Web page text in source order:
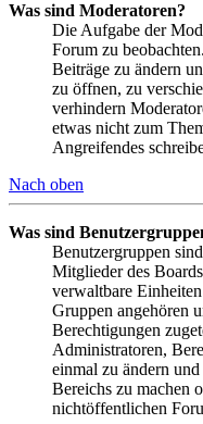
Was sind Moderatoren?
Die Aufgabe der
Forum zu
Beiträge zu ändern
zu öffnen, zu
verhindern
etwas nicht zum
Angreifendes
Nach oben
Was sind
Benutzergruppen
Mitglieder des
verwaltbare
Gruppen angehören
Berechtigungen
Administratoren,
einmal zu ändern
Bereichs zu machen
nichtöffentlichen